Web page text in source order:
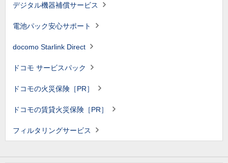
デジタル機器補償サービス
電池パック安心サポート
docomo Starlink Direct
ドコモ サービスパック
ドコモの火災保険［PR］
ドコモの賃貸火災保険［PR］
フィルタリングサービス